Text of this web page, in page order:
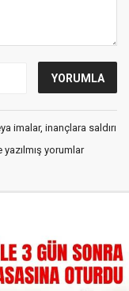
imalar, inançlara saldırı
yorumlar